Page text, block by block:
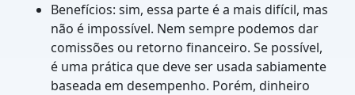
Benefícios: sim, essa parte é a mais difícil, mas
não é impossível. Nem sempre podemos dar
comissões ou retorno financeiro. Se possível,
é uma prática que deve ser usada sabiamente
baseada em desempenho. Porém, dinheiro